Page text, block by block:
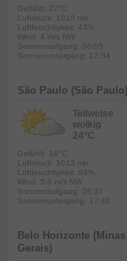
Gefühlt: 27°C
Luftdruck: 1010 mb
Luftfeuchtigkeit: 43%
Wind: 4 m/s NW
Sonnenaufgang: 06:05
Sonnenuntergang: 17:34
São Paulo (São Paulo)
Teilweise
wolkig
24°C
Gefühlt: 18°C
Luftdruck: 1013 mb
Luftfeuchtigkeit: 84%
Wind: 5.6 m/s NW
Sonnenaufgang: 06:37
Sonnenuntergang: 17:46
Belo Horizonte (Minas
Gerais)